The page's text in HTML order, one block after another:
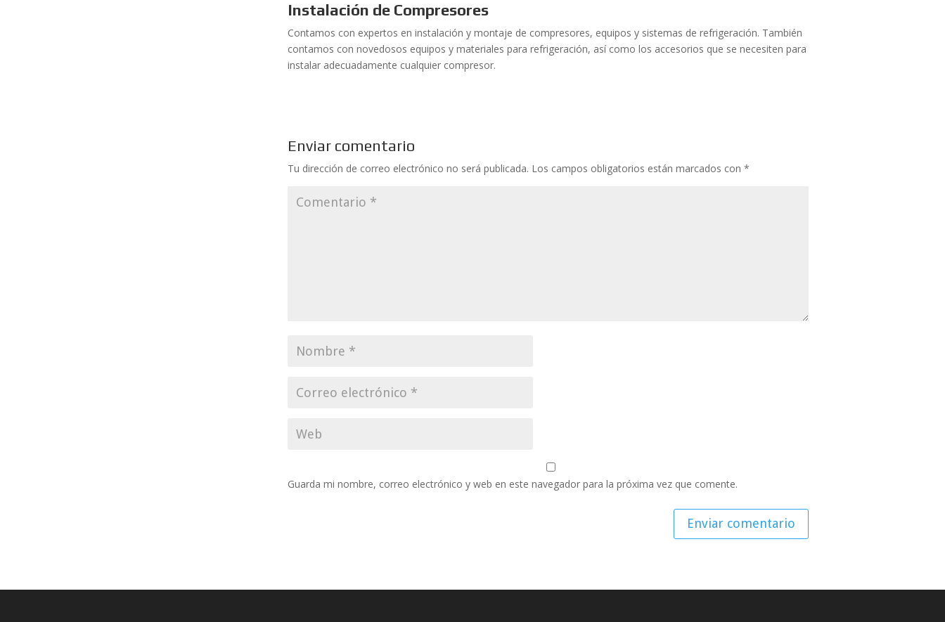
Instalación de Compresores
Contamos con expertos en instalación y montaje de compresores, equipos y sistemas de refrigeración. También
contamos con novedosos equipos y materiales para refrigeración, así como los accesorios que se necesiten para
instalar adecuadamente cualquier compresor.
Enviar comentario
Tu dirección de correo electrónico no será publicada. Los campos obligatorios están marcados con*
Guarda mi nombre, correo electrónico y web en este navegador para la próxima vez que comente.